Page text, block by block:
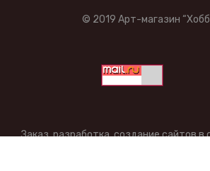
© 2019 Арт-магазин
Заказ, разработка,создание сайтовв